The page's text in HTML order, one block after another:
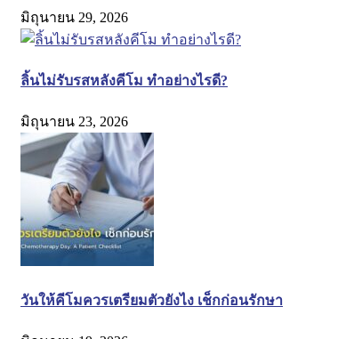
มิถุนายน 29, 2026
ลิ้นไม่รับรสหลังคีโม ทำอย่างไรดี?
มิถุนายน 23, 2026
วันให้คีโมควรเตรียมตัวยังไง เช็กก่อนรักษา